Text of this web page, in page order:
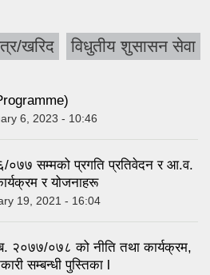
खरिद विधुतीय शुसासन सेवा
6, 2023 - 10:46
सम्मको प्रगति प्रतिवेदन र आ.व.
र योजनाहरू
19, 2021 - 16:04
२०७७/०७८ को नीति तथा कार्यक्रम,
सम्बन्धी पुस्तिका l